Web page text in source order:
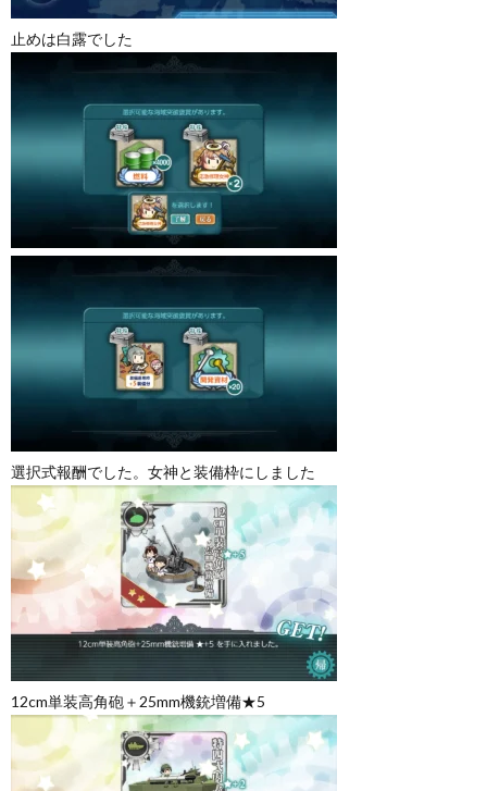
止めは白露でした
選択式報酬でした。女神と装備枠にしました
12cm単装高角砲＋25mm機銃増備★5